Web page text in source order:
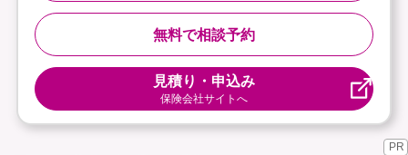
無料で相談予約
見積り・申込み
保険会社サイトへ
PR